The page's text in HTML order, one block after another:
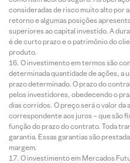
consideradas de risco muito alto por
retorno e algumas posições
superiores ao capital investido. A
é de curto prazo e o patrimônio do
produto.
O investimento em termos são
determinada quantidade de ações, a
prazo determinado. O prazo do
pelos investidores, obedecendo o
dias corridos. O preço será o valor da
correspondente aos juros – que são
função do prazo do contrato. Toda
garantia. Essas garantias são
margem.
O investimento em Mercados